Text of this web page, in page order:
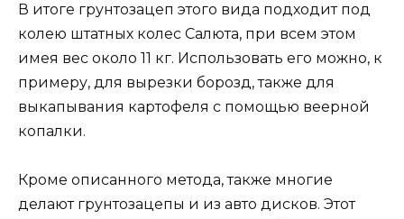
В итоге грунтозацеп этого вида подходит под
колею штатных колес Салюта, при всем этом
имея вес около 11 кг. Использовать его можно, к
примеру, для вырезки борозд, также для
выкапывания картофеля с помощью веерной
копалки.
Кроме описанного метода, также многие
делают грунтозацепы и из авто дисков. Этот